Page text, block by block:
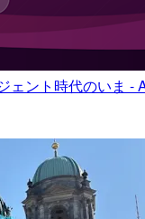
ント時代のいま -